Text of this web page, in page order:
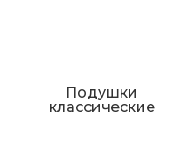
Подушки
классические